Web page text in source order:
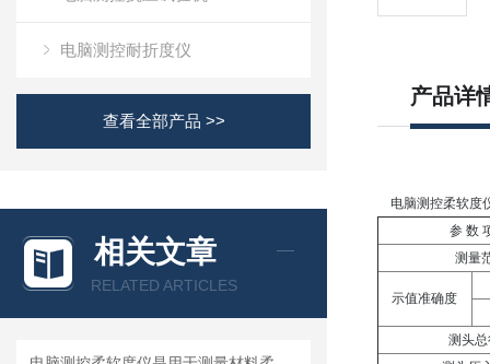
电脑测控耐折度仪
查看全部产品 >>
相关文章
RELATED ARTICLES
产品详
电脑测控柔软度
参 数
测量
示值准确度
测头